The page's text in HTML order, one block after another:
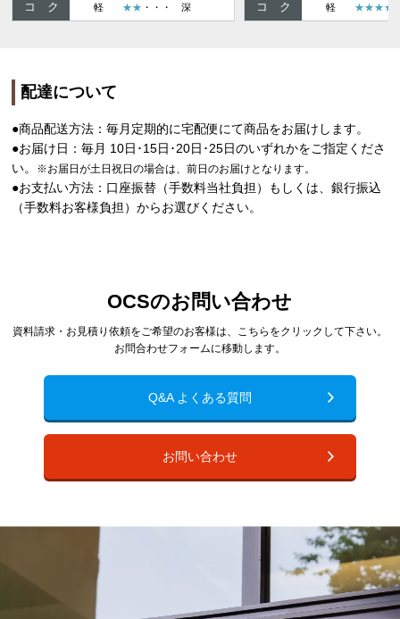
コ ク 軽 ★★ ・・・深 コ ク 軽 ★★★★
配達について
●商品配送方法：毎月定期的に宅配便にて商品をお届けします。
●お届け日：毎月 10日･15日･20日･25日のいずれかをご指定くださ
い。
※お届日が土日祝日の場合は、前日のお届けとなります。
●お支払い方法：口座振替（手数料当社負担）もしくは、銀行振込
（手数料お客様負担）からお選びください。
OCSのお問い合わせ
資料請求・お見積り依頼をご希望のお客様は、こちらをクリックして下さい。
お問合わせフォームに移動します。
Q&A よくある質問
お問い合わせ